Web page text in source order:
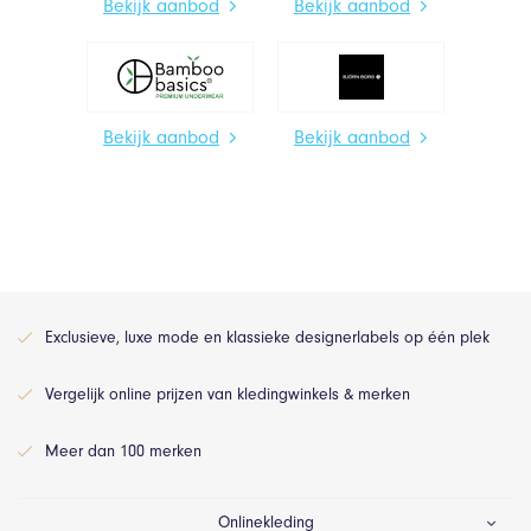
Bekijk aanbod Bekijk aanbod
Bekijk aanbod Bekijk aanbod
Exclusieve, luxe mode en klassieke designerlabels op één plek
Vergelijk online prijzen van kledingwinkels & merken
Meer dan 100 merken
Onlinekleding